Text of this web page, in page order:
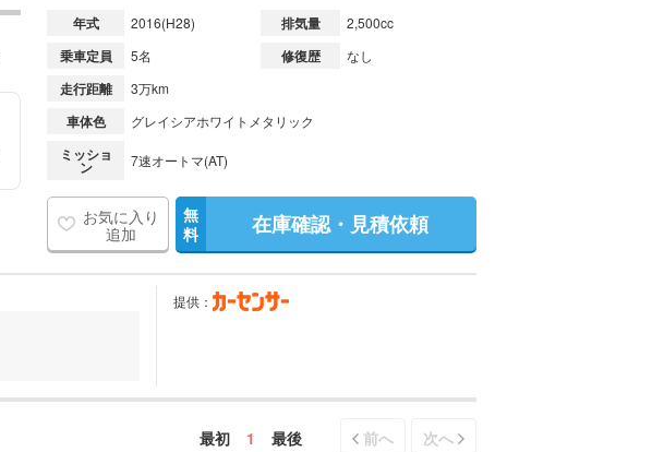
年式 2016(H28) 排気量 2,500cc
乗車定員 5名 修復歴 なし
走行距離 3万km
車体色 グレイシアホワイトメタリック
ミッショ
ン 7速オートマ(AT)
お気に入り
追加
無
料
在庫確認・見積依頼
提供：
最初 1 最後 前へ 次へ